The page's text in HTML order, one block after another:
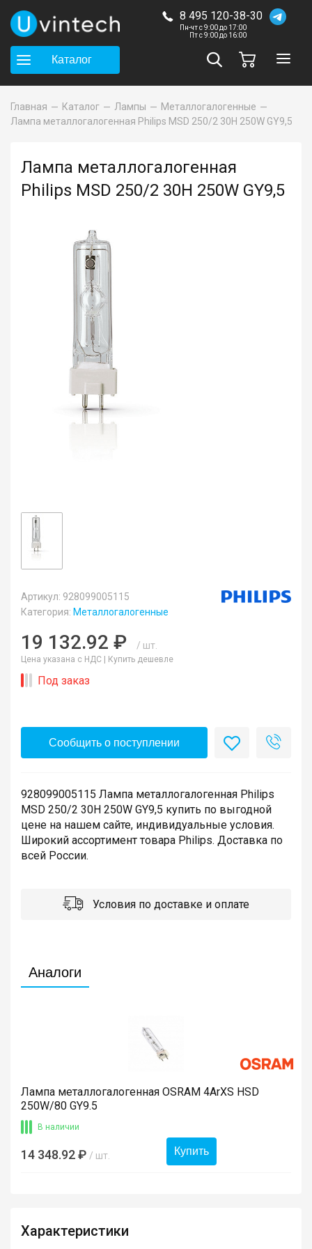
8 495 120-38-30
Пн-чт с 9:00 до 17:00
Пт с 9:00 до 16:00
Каталог
Главная Каталог Лампы
Металлогалогенные
Лампа металлогалогенная Philips MSD 250/2 30H 250W GY9,5
Лампа металлогалогенная
Philips MSD 250/2 30H 250W GY9,5
Артикул: 928099005115
Категория: Металлогалогенные
19 132.92 ₽ / шт.
Цена указана с НДС | Купить дешевле
Под заказ
Сообщить о поступлении
928099005115 Лампа металлогалогенная Philips
MSD 250/2 30H 250W GY9,5 купить по выгодной
цене на нашем сайте, индивидуальные условия.
Широкий ассортимент товара Philips. Доставка по
всей России.
Условия по доставке и оплате
Аналоги
Лампа металлогалогенная OSRAM 4ArXS HSD
250W/80 GY9.5
В наличии
14 348.92 ₽ / шт. Купить
Характеристики